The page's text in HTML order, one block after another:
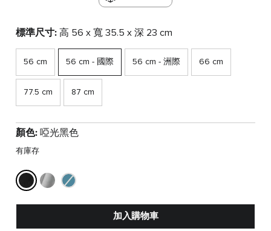
標準尺寸: 高 56 x 寬 35.5 x 深 23 cm
56 cm 56 cm - 國際 56 cm - 洲際 66 cm
77.5 cm 87 cm
顏色: 啞光黑色
有庫存
加入購物車